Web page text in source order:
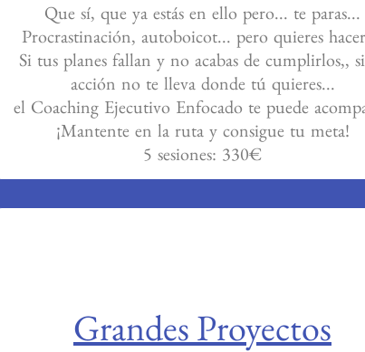
Que sí, que ya estás en ello pero... te paras...
Procrastinación, autoboicot... pero quieres
Si tus planes fallan y no acabas de cumplirlos,,
acción no te lleva donde tú quieres...
el Coaching Ejecutivo Enfocado te puede
¡Mantente en la ruta y consigue tu meta!
5 sesiones: 330€
Grandes Proyectos